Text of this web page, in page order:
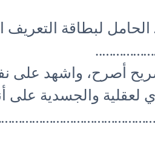
لبطاقة
أصرح، واشهد على
لعقلية والجسدية على